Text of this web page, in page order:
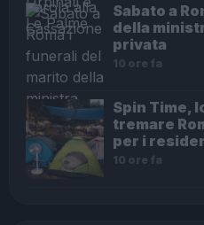
Sabato a
della
privata
10 ore fa
Spin Time,
tremare
per i
10 ore fa